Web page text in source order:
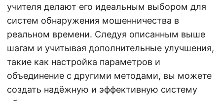
учителя делают его идеальным выбором для
систем обнаружения мошенничества в
реальном времени. Следуя описанным выше
шагам и учитывая дополнительные улучшения,
такие как настройка параметров и
объединение с другими методами, вы можете
создать надёжную и эффективную систему